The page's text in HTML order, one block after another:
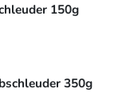
150g
350g